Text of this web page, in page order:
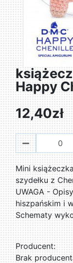
Happy
12,40zł
Mini
szydełku z
UWAGA -
hiszpańskim i
Schematy
Producent:
Brak